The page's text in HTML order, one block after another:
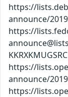
https://
announce/
https://
https://
announce/
https://